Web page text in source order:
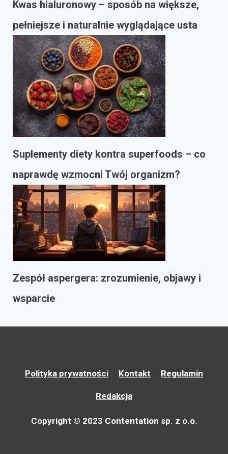
Kwas hialuronowy – sposób na większe,
pełniejsze i naturalnie wyglądające usta
Suplementy diety kontra superfoods – co
naprawdę wzmocni Twój organizm?
Zespół aspergera: zrozumienie, objawy i
wsparcie
Polityka prywatności Kontakt Regulamin
Redakcja
Copyright © 2023 Contentation sp. z o.o.